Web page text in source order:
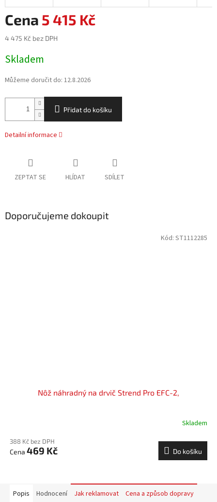
5 415 Kč
4 475 Kč bez DPH
cena:
Skladem
Můžeme doručit do: 12.8.2026
Přidat do košíku
Detailní informace
ZEPTAT SE HLÍDAT SDÍLET
Doporučujeme dokoupit
Nôž náhradný na drvič Strend Pro EFC-2,
Skladem
388 Kč bez DPH
469 Kč Do košíku
Kód: ST1112285
Popis Hodnocení Jak reklamovat Cena a způsob dopravy